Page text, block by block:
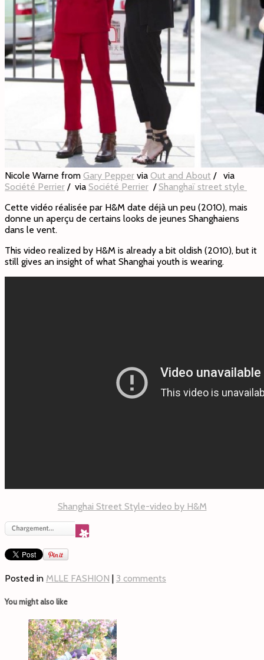
Nicole Warne from Gary Pepper via Out and About / via
Société Perrier / via Société Perrier /Shanghaï street style
Cette vidéo réalisée par H&M date déjà un peu (2010), mais
donne un aperçu de certains looks de jeunes Shanghaiens
dans le vent.
This video realized by H&M is already a bit oldish (2010), but it
still gives an insight of what Shanghai youth is wearing.
Shanghai Street Style-video by H&M
Posted in MLLE FASHION | 3 comments
You might also like